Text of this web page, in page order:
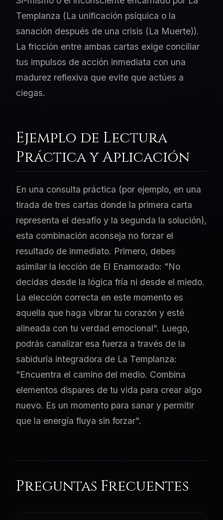
Templanza (La unificación psíquica o la
sanación después de una crisis (La Muerte)).
La fricción entre ambas cartas exige conciliar
tus impulsos de acción inmediata con una
madurez reflexiva que evite que actúes a
ciegas.
Ejemplo de Lectura
Práctica y Aplicación
En una consulta práctica (por ejemplo, en una
tirada de tres cartas donde la primera carta
representa el desafío y la segunda la solución),
esta combinación aconseja no forzar el
resultado de inmediato. Primero, debes
asimilar la lección de El Enamorado: "No
decidas desde la lógica fría ni desde el miedo.
La elección correcta en este momento es
aquella que haga vibrar tu corazón y esté
alineada con tu verdad emocional". Luego,
podrás canalizar esa fuerza a través de la
sabiduría integradora de La Templanza:
"Encuentra el camino del medio. Combina
elementos dispares de tu vida para crear algo
nuevo. Es un momento para sanar y permitir
que la energía fluya sin forzar".
Preguntas Frecuentes